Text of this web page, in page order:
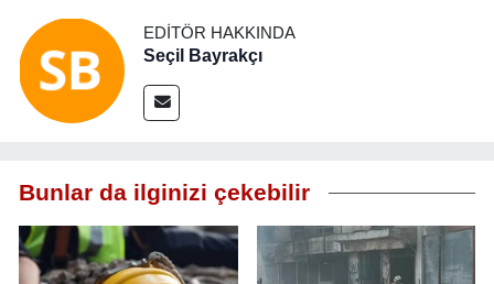
EDITÖR HAKKINDA
Seçil Bayrakçı
Bunlar da ilginizi çekebilir